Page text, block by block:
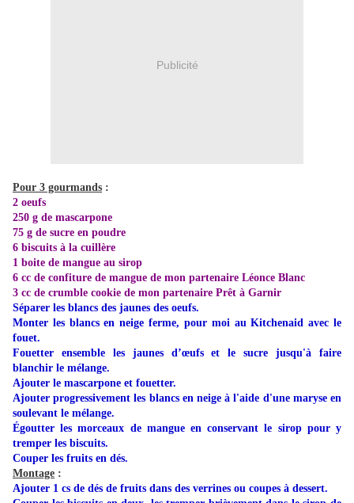
Publicité
Pour 3 gourmands :
2 oeufs
250 g de mascarpone
75 g de sucre en poudre
6 biscuits à la cuillère
1 boite de mangue au sirop
6 cc de confiture de mangue de mon partenaire Léonce Blanc
3 cc de crumble cookie de mon partenaire Prêt à Garnir
Séparer les blancs des jaunes des oeufs.
Monter les blancs en neige ferme, pour moi au Kitchenaid avec le
fouet.
Fouetter ensemble les jaunes d’œufs et le sucre jusqu'à faire
blanchir le mélange.
Ajouter le mascarpone et fouetter.
Ajouter progressivement les blancs en neige à l'aide d'une maryse en
soulevant le mélange.
Égoutter les morceaux de mangue en conservant le sirop pour y
tremper les biscuits.
Couper les fruits en dés.
Montage :
Ajouter 1 cs de dés de fruits dans des verrines ou coupes à dessert.